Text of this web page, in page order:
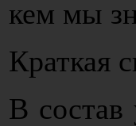
кем мы
Краткая
В состав